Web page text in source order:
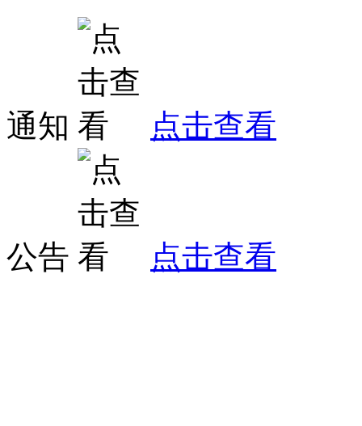
通知 点击查看
公告 点击查看